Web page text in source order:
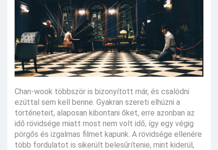
Chan-wook többször is bizonyított már, és csalódni
ezúttal sem kell benne. Gyakran szereti elhúzni a
történeteit, alaposan kibontani őket, erre azonban az
idő rövidsége miatt most nem volt idő, így egy végig
pörgős és izgalmas filmet kapunk. A rövidsége ellenére
több fordulatot is sikerült belesűrítenie, mint kiderül,